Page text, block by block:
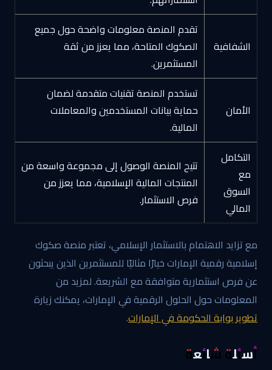
الشفافية
تقدم المنصة معلومات واضحة حول جميع
الصكوك المتاحة، مما يعزز من ثقة
المستثمرين.
الأمان
تستخدم المنصة تقنيات متقدمة لضمان
حماية بيانات المستخدمين والمعاملات
المالية.
التكامل
مع
السوق
المالي
تتيح المنصة الوصول إلى مجموعة واسعة من
المنتجات المالية الإسلامية، مما يعزز من
فرص الاستثمار.
مع تزايد الاهتمام بالاستثمار الإسلامي، تعتبر منصة صكوك
إسلامية رقمية الإمارات خيارًا مثاليًا للمستثمرين الذين يبحثون
عن فرص استثمارية متوافقة مع الشريعة. لمزيد من
المعلومات حول الحلول الرقمية في الإمارات، يمكنك زيارة
تطوير بوابة الحكومة في الإمارات.
أسئلة شائعة